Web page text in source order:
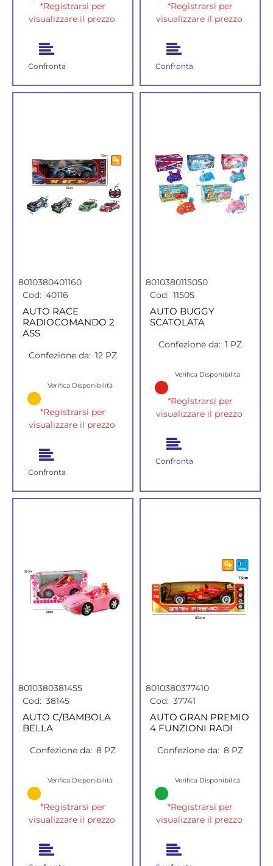
*Registrarsi per
visualizzare il prezzo
Confronta
*Registrarsi per
visualizzare il prezzo
Confronta
8010380401160
Cod: 40116
AUTO RACE
RADIOCOMANDO 2
ASS
Confezione da: 12 PZ
Verifica Disponibilità
*Registrarsi per
visualizzare il prezzo
Confronta
8010380115050
Cod: 11505
AUTO BUGGY
SCATOLATA
Confezione da: 1 PZ
Verifica Disponibilità
*Registrarsi per
visualizzare il prezzo
Confronta
8010380381455
Cod: 38145
AUTO C/BAMBOLA
BELLA
Confezione da: 8 PZ
Verifica Disponibilità
*Registrarsi per
visualizzare il prezzo
8010380377410
Cod: 37741
AUTO GRAN PREMIO
4 FUNZIONI RADI
Confezione da: 8 PZ
Verifica Disponibilità
*Registrarsi per
visualizzare il prezzo